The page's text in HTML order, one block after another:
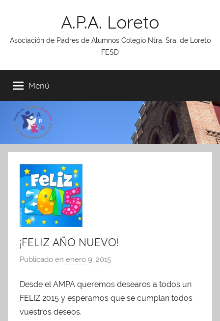
A.P.A. Loreto
Asociación de Padres de Alumnos Colegio Ntra. Sra. de Loreto
FESD
Menú
¡FELIZ AÑO NUEVO!
Publicado en enero 9, 2015
r
A
Desde el AMPA queremos desearos a todos un
FELIZ 2015 y esperamos que se cumplan todos
vuestros deseos.